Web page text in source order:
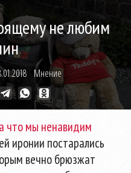
не любим
Мнение
что мы ненавидим
иронии постарались
вечно брюзжат